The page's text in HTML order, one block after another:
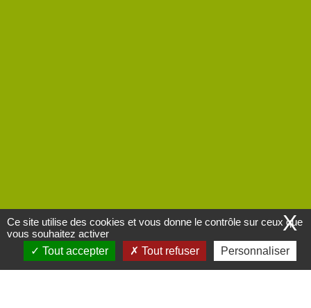
X
Ce site utilise des cookies et vous donne le contrôle sur ceux que
vous souhaitez activer
Tout accepter
Tout refuser Personnaliser